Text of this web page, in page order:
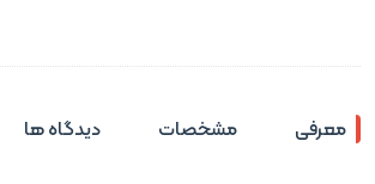
معرفی مشخصات دیدگاه ها